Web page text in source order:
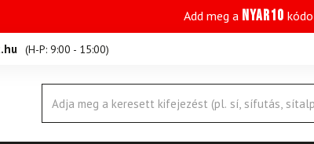
Add meg a NYAR10
(H-P: 9:00 - 15:00)
Products
search